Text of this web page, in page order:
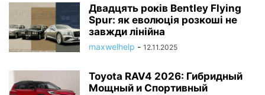
Двадцять років Bentley Flying
Spur: як еволюція розкоші не
завжди лінійна
maxwelhelp - 12.11.2025
Toyota RAV4 2026: Гибридный
Мощный и Спортивный